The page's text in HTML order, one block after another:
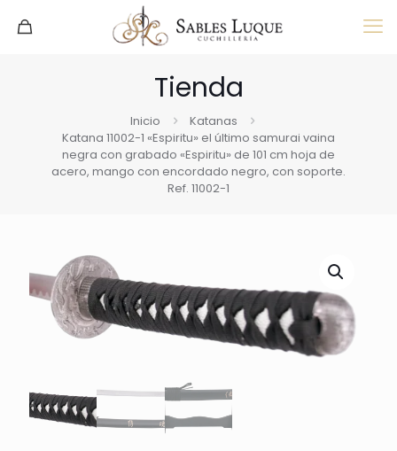
Tienda
Inicio
Katanas
Katana 11002-1 «Espiritu» el último samurai vaina
negra con grabado «Espiritu» de 101 cm hoja de
acero, mango con encordado negro, con soporte.
Ref. 11002-1